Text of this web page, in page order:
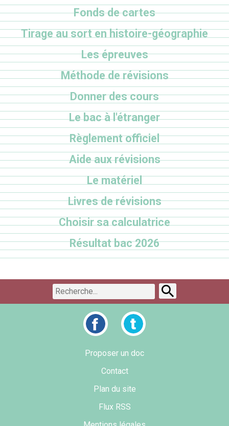
Fonds de cartes
Tirage au sort en histoire-géographie
Les épreuves
Méthode de révisions
Donner des cours
Le bac à l'étranger
Règlement officiel
Aide aux révisions
Le matériel
Livres de révisions
Choisir sa calculatrice
Résultat bac 2026
Proposer un doc
Contact
Plan du site
Flux RSS